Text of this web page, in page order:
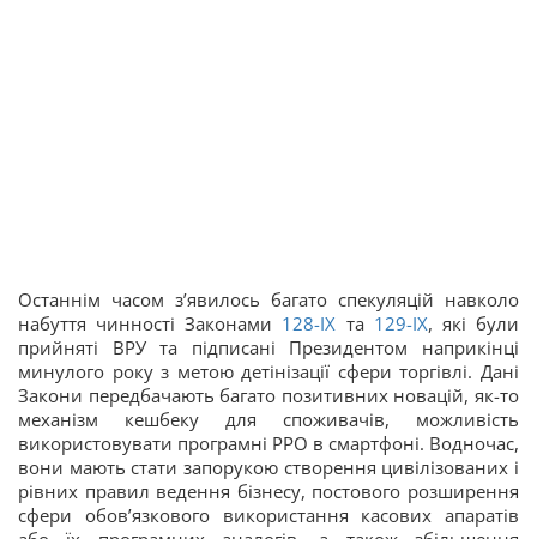
Останнім часом з’явилось багато спекуляцій навколо
набуття чинності Законами 128-IX та 129-IX, які були
прийняті ВРУ та підписані Президентом наприкінці
минулого року з метою детінізації сфери торгівлі. Дані
Закони передбачають багато позитивних новацій, як-то
механізм кешбеку для споживачів, можливість
використовувати програмні РРО в смартфоні. Водночас,
вони мають стати запорукою створення цивілізованих і
рівних правил ведення бізнесу, постового розширення
сфери обов’язкового використання касових апаратів